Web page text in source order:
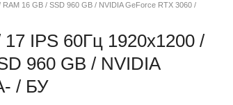
16 GB / SSD 960 GB / NVIDIA GeForce RTX 3060 /
IPS 60Гц 1920x1200 /
960 GB / NVIDIA
/ БУ